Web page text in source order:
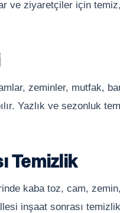
ve ziyaretçiler için
zeminler, mutfak,
Yazlık ve sezonluk
Temizlik
kaba toz, cam,
inşaat sonrası